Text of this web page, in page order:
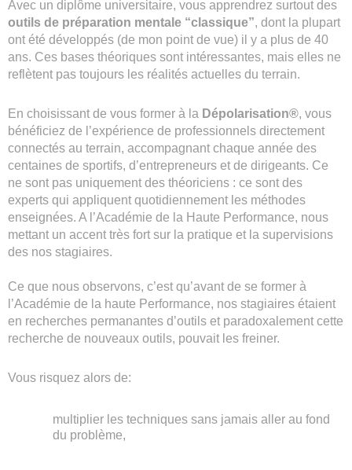
Avec un diplôme universitaire, vous apprendrez surtout des
outils de préparation mentale “classique”, dont la plupart
ont été développés (de mon point de vue) il y a plus de 40
ans. Ces bases théoriques sont intéressantes, mais elles ne
reflètent pas toujours les réalités actuelles du terrain.
En choisissant de vous former à la Dépolarisation®, vous
bénéficiez de l’expérience de professionnels directement
connectés au terrain, accompagnant chaque année des
centaines de sportifs, d’entrepreneurs et de dirigeants. Ce
ne sont pas uniquement des théoriciens : ce sont des
experts qui appliquent quotidiennement les méthodes
enseignées. A l’Académie de la Haute Performance, nous
mettant un accent très fort sur la pratique et la supervisions
des nos stagiaires.
Ce que nous observons, c’est qu’avant de se former à
l’Académie de la haute Performance, nos stagiaires étaient
en recherches permanantes d’outils et paradoxalement cette
recherche de nouveaux outils, pouvait les freiner.
Vous risquez alors de:
multiplier les techniques sans jamais aller au fond
du problème,